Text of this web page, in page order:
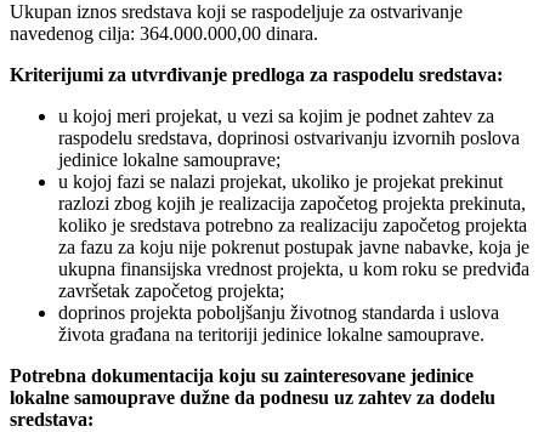
Ukupan iznos sredstava koji se raspodeljuje za ostvarivanje
navedenog cilja: 364.000.000,00 dinara.
Kriterijumi za utvrđivanje predloga za raspodelu sredstava:
u kojoj meri projekat, u vezi sa kojim je podnet zahtev za
raspodelu sredstava, doprinosi ostvarivanju izvornih poslova
jedinice lokalne samouprave;
u kojoj fazi se nalazi projekat, ukoliko je projekat prekinut
razlozi zbog kojih je realizacija započetog projekta prekinuta,
koliko je sredstava potrebno za realizaciju započetog projekta
za fazu za koju nije pokrenut postupak javne nabavke, koja je
ukupna finansijska vrednost projekta, u kom roku se predviđa
završetak započetog projekta;
doprinos projekta poboljšanju životnog standarda i uslova
života građana na teritoriji jedinice lokalne samouprave.
Potrebna dokumentacija koju su zainteresovane jedinice
lokalne samouprave dužne da podnesu uz zahtev za dodelu
sredstava: